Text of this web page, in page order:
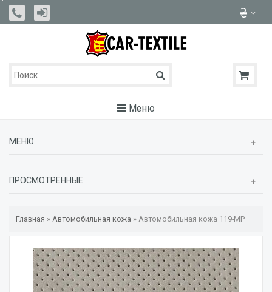
Меню
МЕНЮ
ПРОСМОТРЕННЫЕ
Главная » Автомобильная кожа » Автомобильная кожа 119-MP